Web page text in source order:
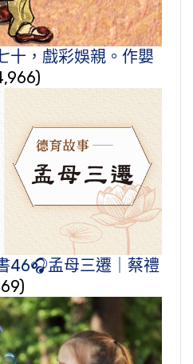
十，戲彩娛親。作嬰
46🎧孟母三遷｜蔡禮